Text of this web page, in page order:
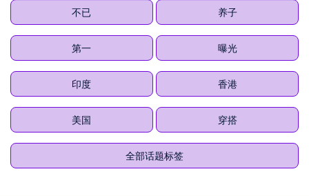
不已 养子
第一 曝光
印度 香港
美国 穿搭
全部话题标签